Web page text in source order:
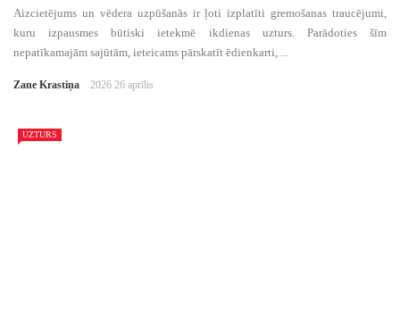
Aizcietējums un vēdera uzpūšanās ir ļoti izplatīti gremošanas traucējumi,
kuru izpausmes būtiski ietekmē ikdienas uzturs. Parādoties šīm
nepatīkamajām sajūtām, ieteicams pārskatīt ēdienkarti, ...
Zane Krastiņa 2026 26 aprīlis
UZTURS